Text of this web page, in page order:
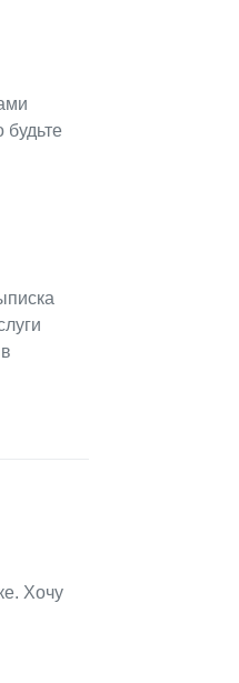
будьте
Хочу